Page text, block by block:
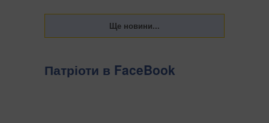
звільнила працівників одного зі своїх відділ...
Патріоти в FaceBook